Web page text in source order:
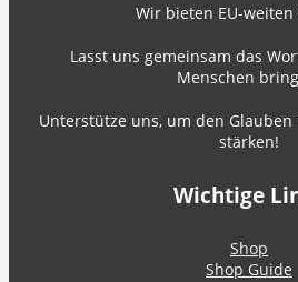
Wir bieten EU-weiten
Lasst uns gemeinsam das
Menschen
Unterstütze uns, um den Glauben
stärken!
Wichtige
Shop
Shop Guide